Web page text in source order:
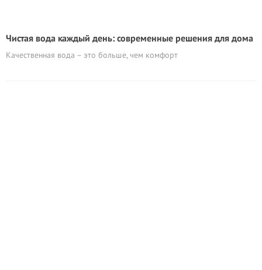
Чистая вода каждый день: современные решения для дома
Качественная вода – это больше, чем комфорт